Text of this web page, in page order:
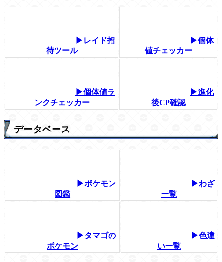
▶レイド招
待ツール
▶個体
値チェッカー
▶個体値ラ
ンクチェッカー
▶進化
後CP確認
データベース
▶ポケモン
図鑑
▶わざ
一覧
▶タマゴの
ポケモン
▶色違
い一覧